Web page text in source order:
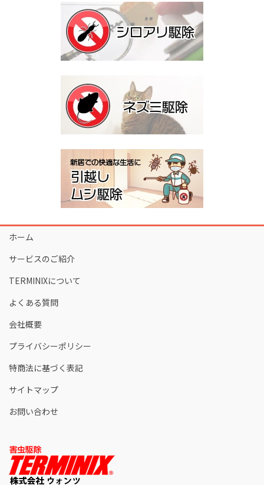
ホーム
サービスのご紹介
TERMINIXについて
よくある質問
会社概要
プライバシーポリシー
特商法に基づく表記
サイトマップ
お問い合わせ